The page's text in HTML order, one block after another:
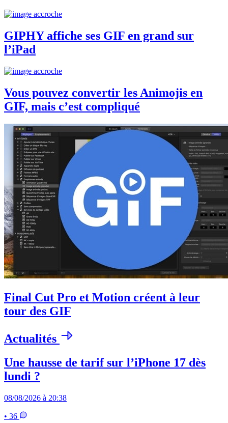
GIPHY affiche ses GIF en grand sur
l’iPad
Vous pouvez convertir les Animojis en
GIF, mais c’est compliqué
Final Cut Pro et Motion créent à leur
tour des GIF
Actualités
Une hausse de tarif sur l’iPhone 17 dès
lundi ?
08/08/2026 à 20:38
• 36